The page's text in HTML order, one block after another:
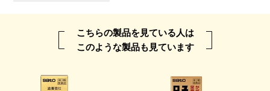
天然型ビタミンE 10mg ビタミンB2リン酸
エステル
10mg
γ-オリザノール 10mg 無水カフェイン
こちらの製品を見ている人は
このような製品も見ています